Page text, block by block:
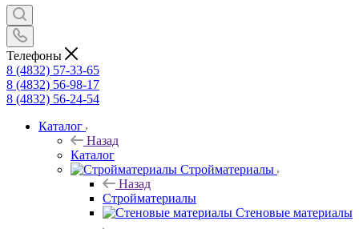
Телефоны
8 (4832) 57-33-65
8 (4832) 56-98-17
8 (4832) 56-24-54
Каталог
Назад
Каталог
Стройматериалы
Назад
Стройматериалы
Стеновые материалы